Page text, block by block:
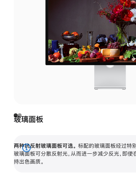
玻璃面板
两种抗反射玻璃面板可选。 标配的玻璃面板经过特
玻璃面板可分散反射光，从而进一步减少反光，即
持出色画质。
展
开